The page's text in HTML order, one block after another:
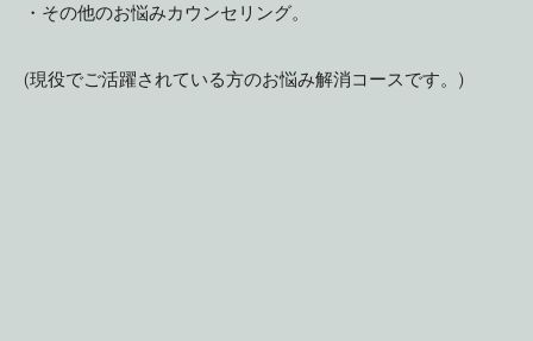
・その他のお悩みカウンセリング。
(現役でご活躍されている方のお悩み解消コースです。)